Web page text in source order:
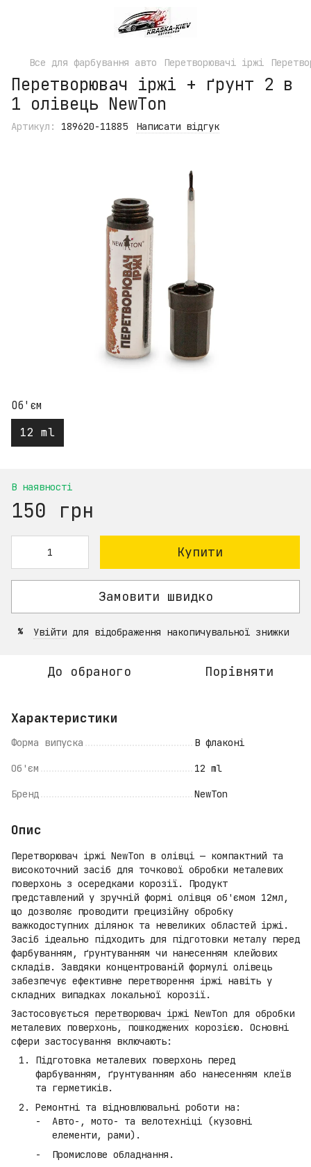
Все для фарбування авто Перетворювачі іржі
Перетворювач іржі + ґрунт 2 в
1 олівець NewTon
Артикул: 189620-11885 Написати відгук
Об'єм
12 ml
В наявності
150 грн
Купити
Замовити швидко
% Увійти для відображення накопичувальної знижки
До обраного Порівняти
Характеристики
Форма випуска В флаконі
Об'єм 12 ml
Бренд NewTon
Опис
Перетворювач іржі NewTon в олівці — компактний та
високоточний засіб для точкової обробки металевих
поверхонь з осередками корозії. Продукт
представлений у зручній формі олівця об'ємом 12мл,
що дозволяє проводити прецизійну обробку
важкодоступних ділянок та невеликих областей іржі.
Засіб ідеально підходить для підготовки металу перед
фарбуванням, ґрунтуванням чи нанесенням клейових
складів. Завдяки концентрованій формулі олівець
забезпечує ефективне перетворення іржі навіть у
складних випадках локальної корозії.
Застосовується перетворювач іржі NewTon для обробки
металевих поверхонь, пошкоджених корозією. Основні
сфери застосування включають:
Підготовка металевих поверхонь перед
фарбуванням, ґрунтуванням або нанесенням клеїв
та герметиків.
Ремонтні та відновлювальні роботи на:
Авто-, мото- та велотехніці (кузовні
елементи, рами).
Промислове обладнання.